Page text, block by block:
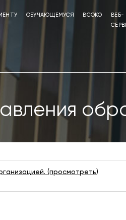
ОБУЧАЮЩЕМУСЯ ВСОКО
ВЕБ-
(просмотреть)